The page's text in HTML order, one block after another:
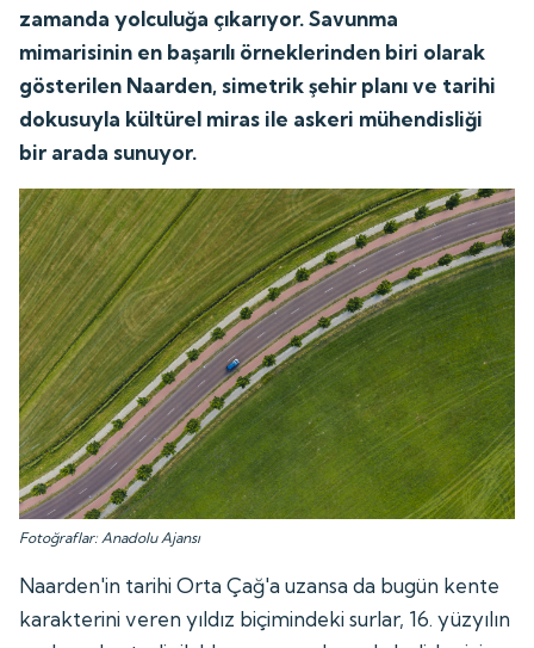
zamanda yolculuğa çıkarıyor. Savunma
mimarisinin en başarılı örneklerinden biri olarak
gösterilen Naarden, simetrik şehir planı ve tarihi
dokusuyla kültürel miras ile askeri mühendisliği
bir arada sunuyor.
Fotoğraflar: Anadolu Ajansı
Naarden'in tarihi Orta Çağ'a uzansa da bugün kente
karakterini veren yıldız biçimindeki surlar, 16. yüzyılın